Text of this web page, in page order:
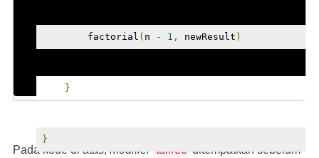
factorial ( n - 1 , newResult )
}
}
Pada kode di atas, modifier tailrec ditempatkan sebelum